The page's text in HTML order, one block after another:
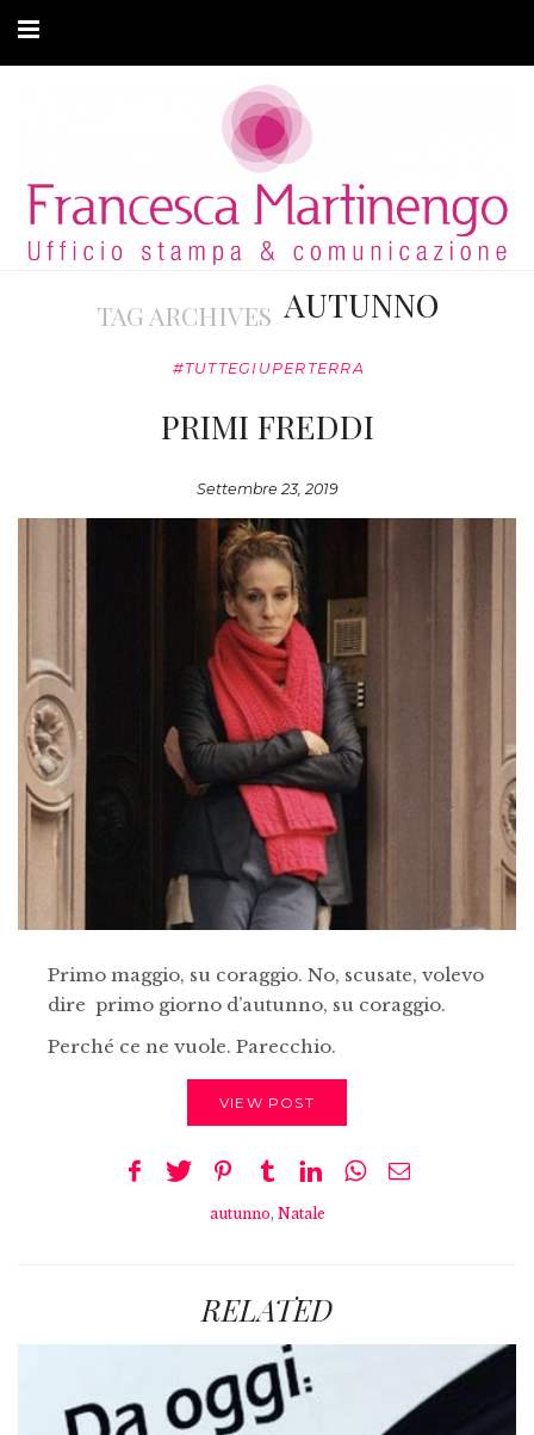
ARTICOLI
MODA ADATTIVA
CONTATTITAG ARCHIVES AUTUNNO
#TUTTEGIUPERTERRA
PRIMI FREDDI
Settembre 23, 2019
Primo maggio, su coraggio. No, scusate, volevo
dire primo giorno d’autunno, su coraggio.
Perché ce ne vuole. Parecchio.
VIEW POST
autunno, Natale
RELATED